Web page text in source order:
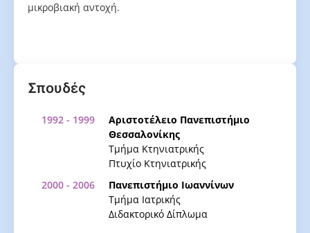
μικροβιακή αντοχή.
Σπουδές
1992 - 1999
Αριστοτέλειο Πανεπιστήμιο
Θεσσαλονίκης
Τμήμα Κτηνιατρικής
Πτυχίο Κτηνιατρικής
2000 - 2006
Πανεπιστήμιο Ιωαννίνων
Τμήμα Ιατρικής
Διδακτορικό Δίπλωμα